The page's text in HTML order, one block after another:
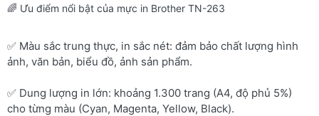
🌈 Ưu điểm nổi bật của mực in Brother TN-263
✅ Màu sắc trung thực, in sắc nét: đảm bảo chất lượng hình
ảnh, văn bản, biểu đồ, ảnh sản phẩm.
✅ Dung lượng in lớn: khoảng 1.300 trang (A4, độ phủ 5%)
cho từng màu (Cyan, Magenta, Yellow, Black).